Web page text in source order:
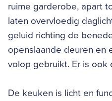
ruime garderobe, apart
laten overvloedig
geluid richting de
openslaande deuren en
volop gebruikt. Er is ook
De keuken is licht en